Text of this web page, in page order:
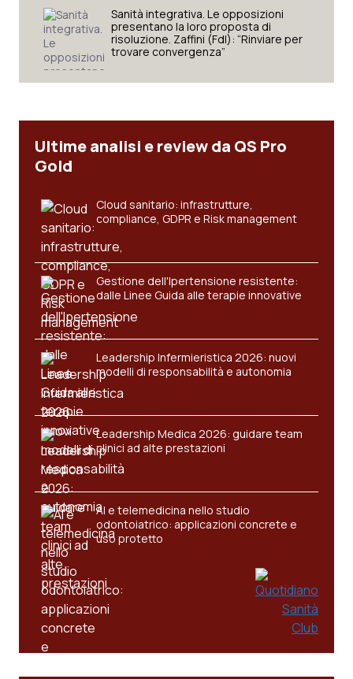
Sanità integrativa. Le opposizioni
presentano la loro proposta di
risoluzione. Zaffini (FdI): “Rinviare per
trovare convergenza”
Ultime analisi e review da QS Pro
Gold
Cloud sanitario: infrastrutture,
compliance, GDPR e Risk management
Gestione dell'Ipertensione resistente:
dalle Linee Guida alle terapie innovative
Leadership Infermieristica 2026: nuovi
modelli di responsabilità e autonomia
Leadership Medica 2026: guidare team
clinici ad alte prestazioni
AI e telemedicina nello studio
odontoiatrico: applicazioni concrete e
uso protetto